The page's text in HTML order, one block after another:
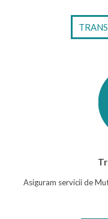
Asiguram servicii de